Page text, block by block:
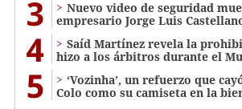
3
Nuevo video de seguridad
empresario Jorge Luis
4
Saíd Martínez revela la
hizo a los árbitros durante el
5
‘Vozinha’, un refuerzo que
Colo como su camiseta en la